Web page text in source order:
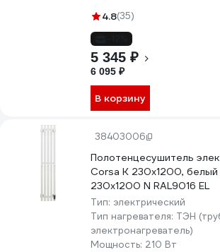
4.8(35)
5 345 ₽
6 095 ₽
В корзину
38403006
Полотенцесушитель
Corsa K 230x1200, белый
230х1200 N RAL9016 EL
Тип: электрический
Тип нагревателя: ТЭН
электронагреватель)
Мощность: 210 Вт